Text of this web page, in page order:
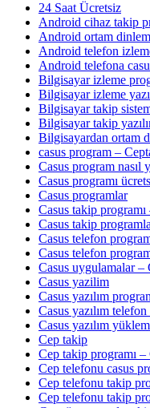
24 Saat Ücretsiz
Android cihaz takip
Android ortam
Android telefon
Android telefona
Bilgisayar izleme
Bilgisayar izleme
Bilgisayar takip
Bilgisayar takip
Bilgisayardan ortam
casus program –
Casus program nasıl
Casus programı
Casus programlar
Casus takip
Casus takip
Casus telefon
Casus telefon
Casus uygulamalar –
Casus yazilim
Casus yazılım
Casus yazılım
Casus yazılım
Cep takip
Cep takip programı
Cep telefonu casus
Cep telefonu takip
Cep telefonu takip